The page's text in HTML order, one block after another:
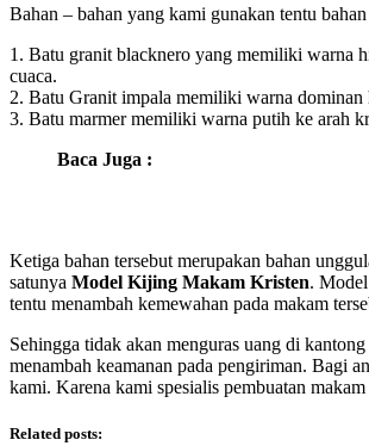
Bahan – bahan yang kami gunakan tentu
1. Batu granit blacknero yang memiliki warna
cuaca.
2. Batu Granit impala memiliki warna
3. Batu marmer memiliki warna putih ke arah
Baca Juga :
Ketiga bahan tersebut merupakan bahan
satunya Model Kijing Makam Kristen.
tentu menambah kemewahan pada makam
Sehingga tidak akan menguras uang di
menambah keamanan pada pengiriman. Bagi
kami. Karena kami spesialis pembuatan
Related posts: